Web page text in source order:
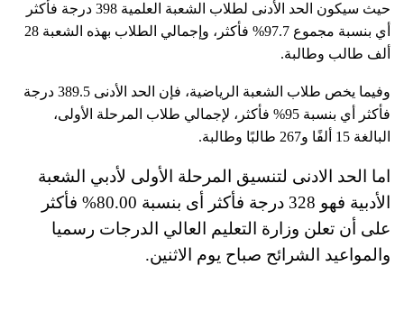
حيث سيكون الحد الأدنى لطلاب الشعبة العلمية 398 درجة فأكثر
أي بنسبة مجموع 97.7% فأكثر، وإجمالي الطلاب بهذه الشعبة 28
ألف طالب وطالبة.
وفيما يخص طلاب الشعبة الرياضية، فإن الحد الأدنى 389.5 درجة
فأكثر أي بنسبة 95% فأكثر، لإجمالي طلاب المرحلة الأولى،
البالغة 15 ألفًا و267 طالبًا وطالبة.
اما الحد الادنى لتنسيق المرحلة الأولى لأدبي الشعبة
الأدبية فهو 328 درجة فأكثر أى بنسبة 80.00% فأكثر
على أن تعلن وزارة التعليم العالي الدرجات رسميا
والمواعيد الشرائح صباح يوم الاثنين.